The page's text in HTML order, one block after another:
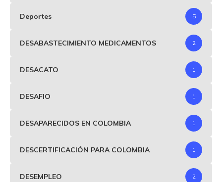
Deportes 5
DESABASTECIMIENTO MEDICAMENTOS 2
DESACATO 1
DESAFIO 1
DESAPARECIDOS EN COLOMBIA 1
DESCERTIFICACIÓN PARA COLOMBIA 1
DESEMPLEO 2